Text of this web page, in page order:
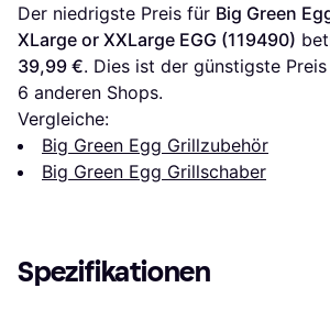
Der niedrigste Preis für Big Green
XLarge or XXLarge EGG (119490)
39,99 €
6 anderen Shops.
Vergleiche:
Big Green Egg Grillzubehör
Big Green Egg Grillschaber
Spezifikationen